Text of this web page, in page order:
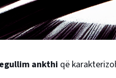
ankthi që